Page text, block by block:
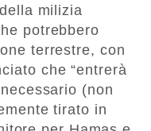
milizia
potrebbero
terrestre, con
che “entrerà
(non
tirato in